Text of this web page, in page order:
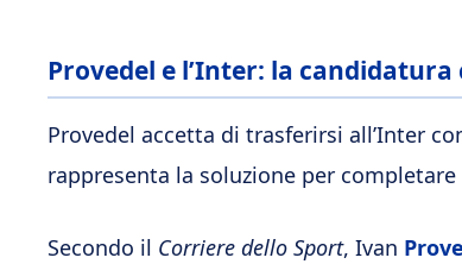
Provedel e l’Inter: la
Provedel accetta di trasferirsi all’Inter
rappresenta la soluzione per
Secondo il Corriere dello Sport, Ivan